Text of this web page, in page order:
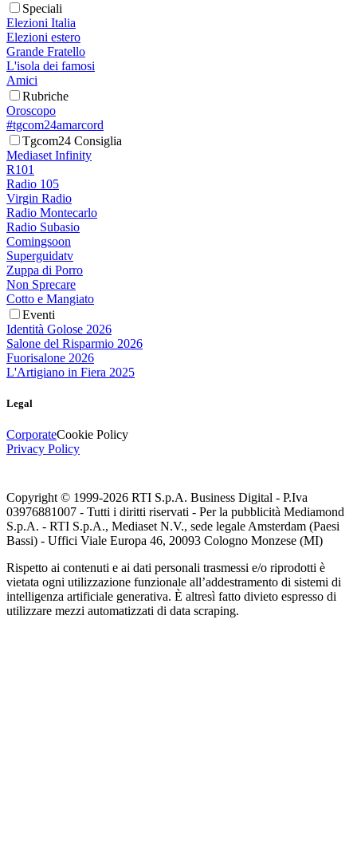
Speciali
Elezioni Italia
Elezioni estero
Grande Fratello
L'isola dei famosi
Amici
Rubriche
Oroscopo
#tgcom24amarcord
Tgcom24 Consiglia
Mediaset Infinity
R101
Radio 105
Virgin Radio
Radio Montecarlo
Radio Subasio
Comingsoon
Superguidatv
Zuppa di Porro
Non Sprecare
Cotto e Mangiato
Eventi
Identità Golose 2026
Salone del Risparmio 2026
Fuorisalone 2026
L'Artigiano in Fiera 2025
Legal
CorporateCookie Policy
Privacy Policy
Copyright © 1999-2026 RTI S.p.A. Business Digital - P.Iva
03976881007 - Tutti i diritti riservati - Per la pubblicità Mediamond
S.p.A. - RTI S.p.A., Mediaset N.V., sede legale Amsterdam (Paesi
Bassi) - Uffici Viale Europa 46, 20093 Cologno Monzese (MI)
Rispetto ai contenuti e ai dati personali trasmessi e/o riprodotti è
vietata ogni utilizzazione funzionale all’addestramento di sistemi di
intelligenza artificiale generativa. È altresì fatto divieto espresso di
utilizzare mezzi automatizzati di data scraping.